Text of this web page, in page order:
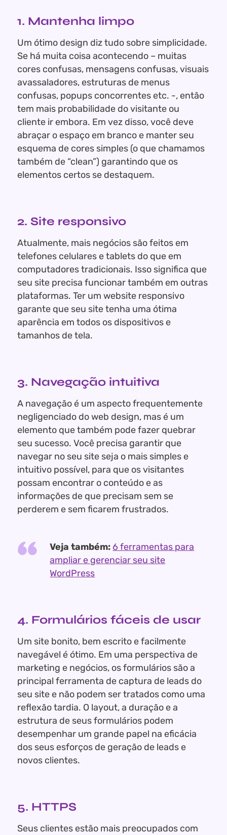
1. Mantenha limpo
Um ótimo design diz tudo sobre simplicidade.
Se há muita coisa acontecendo – muitas
cores confusas, mensagens confusas, visuais
avassaladores, estruturas de menus
confusas, popups concorrentes etc. -, então
tem mais probabilidade do visitante ou
cliente ir embora. Em vez disso, você deve
abraçar o espaço em branco e manter seu
esquema de cores simples (o que chamamos
também de “clean”) garantindo que os
elementos certos se destaquem.
2. Site responsivo
Atualmente, mais negócios são feitos em
telefones celulares e tablets do que em
computadores tradicionais. Isso significa que
seu site precisa funcionar também em outras
plataformas. Ter um website responsivo
garante que seu site tenha uma ótima
aparência em todos os dispositivos e
tamanhos de tela.
3. Navegação intuitiva
A navegação é um aspecto frequentemente
negligenciado do web design, mas é um
elemento que também pode fazer quebrar
seu sucesso. Você precisa garantir que
navegar no seu site seja o mais simples e
intuitivo possível, para que os visitantes
possam encontrar o conteúdo e as
informações de que precisam sem se
perderem e sem ficarem frustrados.
Veja também: 6 ferramentas para
ampliar e gerenciar seu site
WordPress
4. Formulários fáceis de usar
Um site bonito, bem escrito e facilmente
navegável é ótimo. Em uma perspectiva de
marketing e negócios, os formulários são a
principal ferramenta de captura de leads do
seu site e não podem ser tratados como uma
reflexão tardia. O layout, a duração e a
estrutura de seus formulários podem
desempenhar um grande papel na eficácia
dos seus esforços de geração de leads e
novos clientes.
5. HTTPS
Seus clientes estão mais preocupados com